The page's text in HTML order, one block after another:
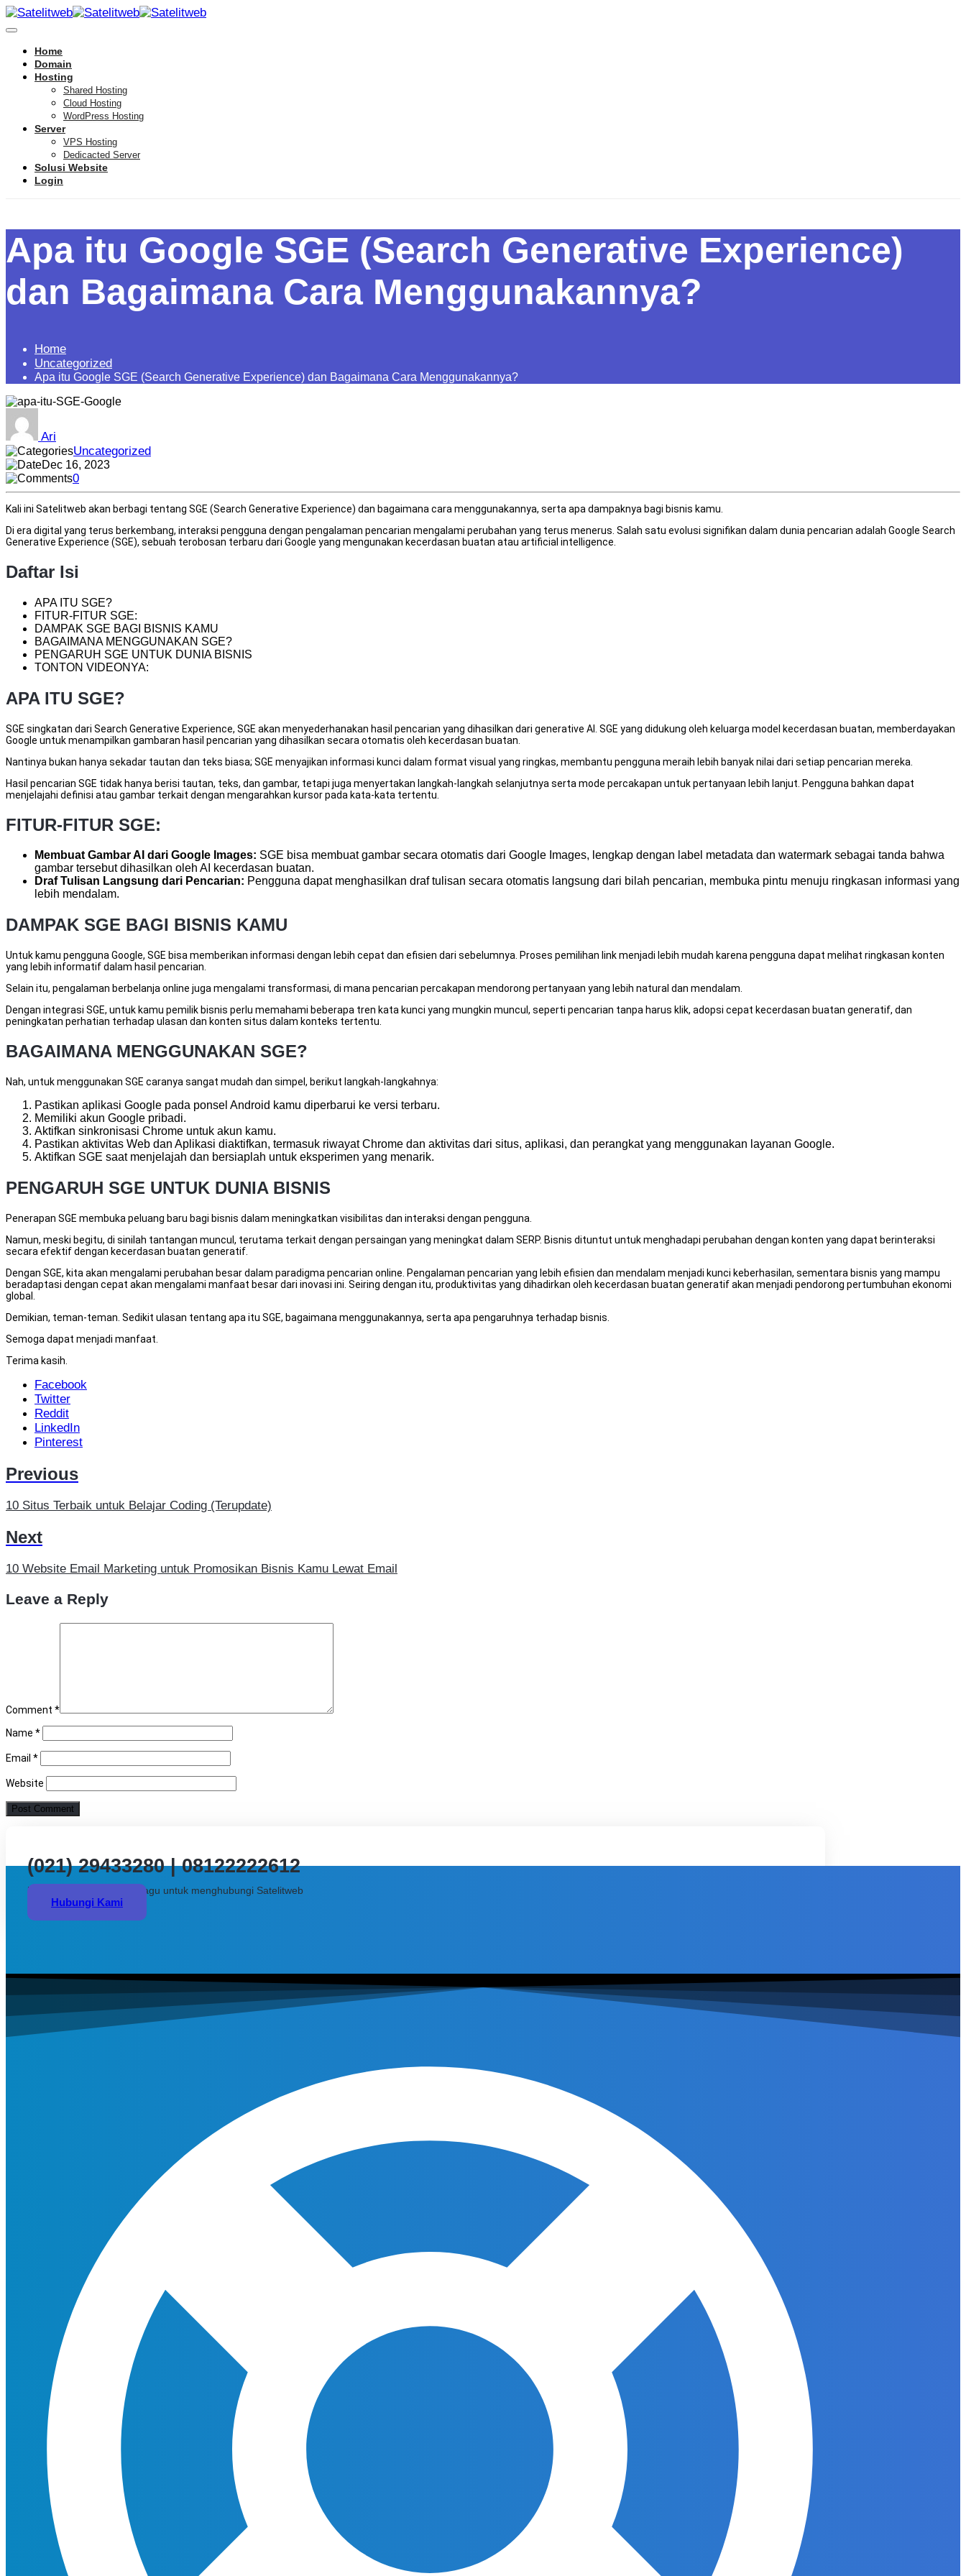
Home
Domain
Hosting
Shared Hosting
Cloud Hosting
WordPress Hosting
Server
VPS Hosting
Dedicacted Server
Solusi Website
Login
Apa itu Google SGE (Search Generative Experience)
dan Bagaimana Cara Menggunakannya?
Home
Uncategorized
Apa itu Google SGE (Search Generative Experience) dan Bagaimana Cara Menggunakannya?
Ari
Uncategorized
Dec 16, 2023
0
Kali ini Satelitweb akan berbagi tentang SGE (Search Generative Experience) dan bagaimana cara menggunakannya, serta apa dampaknya bagi bisnis kamu.
Di era digital yang terus berkembang, interaksi pengguna dengan pengalaman pencarian mengalami perubahan yang terus menerus. Salah satu evolusi signifikan dalam dunia pencarian adalah Google Search
Generative Experience (SGE), sebuah terobosan terbaru dari Google yang mengunakan kecerdasan buatan atau artificial intelligence.
Daftar Isi
APA ITU SGE?
FITUR-FITUR SGE:
DAMPAK SGE BAGI BISNIS KAMU
BAGAIMANA MENGGUNAKAN SGE?
PENGARUH SGE UNTUK DUNIA BISNIS
TONTON VIDEONYA:
APA ITU SGE?
SGE singkatan dari Search Generative Experience, SGE akan menyederhanakan hasil pencarian yang dihasilkan dari generative AI. SGE yang didukung oleh keluarga model kecerdasan buatan, memberdayakan
Google untuk menampilkan gambaran hasil pencarian yang dihasilkan secara otomatis oleh kecerdasan buatan.
Nantinya bukan hanya sekadar tautan dan teks biasa; SGE menyajikan informasi kunci dalam format visual yang ringkas, membantu pengguna meraih lebih banyak nilai dari setiap pencarian mereka.
Hasil pencarian SGE tidak hanya berisi tautan, teks, dan gambar, tetapi juga menyertakan langkah-langkah selanjutnya serta mode percakapan untuk pertanyaan lebih lanjut. Pengguna bahkan dapat
menjelajahi definisi atau gambar terkait dengan mengarahkan kursor pada kata-kata tertentu.
FITUR-FITUR SGE:
Membuat Gambar AI dari Google Images: SGE bisa membuat gambar secara otomatis dari Google Images, lengkap dengan label metadata dan watermark sebagai tanda bahwa
gambar tersebut dihasilkan oleh AI kecerdasan buatan.
Draf Tulisan Langsung dari Pencarian: Pengguna dapat menghasilkan draf tulisan secara otomatis langsung dari bilah pencarian, membuka pintu menuju ringkasan informasi yang
lebih mendalam.
DAMPAK SGE BAGI BISNIS KAMU
Untuk kamu pengguna Google, SGE bisa memberikan informasi dengan lebih cepat dan efisien dari sebelumnya. Proses pemilihan link menjadi lebih mudah karena pengguna dapat melihat ringkasan konten
yang lebih informatif dalam hasil pencarian.
Selain itu, pengalaman berbelanja online juga mengalami transformasi, di mana pencarian percakapan mendorong pertanyaan yang lebih natural dan mendalam.
Dengan integrasi SGE, untuk kamu pemilik bisnis perlu memahami beberapa tren kata kunci yang mungkin muncul, seperti pencarian tanpa harus klik, adopsi cepat kecerdasan buatan generatif, dan
peningkatan perhatian terhadap ulasan dan konten situs dalam konteks tertentu.
BAGAIMANA MENGGUNAKAN SGE?
Nah, untuk menggunakan SGE caranya sangat mudah dan simpel, berikut langkah-langkahnya:
Pastikan aplikasi Google pada ponsel Android kamu diperbarui ke versi terbaru.
Memiliki akun Google pribadi.
Aktifkan sinkronisasi Chrome untuk akun kamu.
Pastikan aktivitas Web dan Aplikasi diaktifkan, termasuk riwayat Chrome dan aktivitas dari situs, aplikasi, dan perangkat yang menggunakan layanan Google.
Aktifkan SGE saat menjelajah dan bersiaplah untuk eksperimen yang menarik.
PENGARUH SGE UNTUK DUNIA BISNIS
Penerapan SGE membuka peluang baru bagi bisnis dalam meningkatkan visibilitas dan interaksi dengan pengguna.
Namun, meski begitu, di sinilah tantangan muncul, terutama terkait dengan persaingan yang meningkat dalam SERP. Bisnis dituntut untuk menghadapi perubahan dengan konten yang dapat berinteraksi
secara efektif dengan kecerdasan buatan generatif.
Dengan SGE, kita akan mengalami perubahan besar dalam paradigma pencarian online. Pengalaman pencarian yang lebih efisien dan mendalam menjadi kunci keberhasilan, sementara bisnis yang mampu
beradaptasi dengan cepat akan mengalami manfaat besar dari inovasi ini. Seiring dengan itu, produktivitas yang dihadirkan oleh kecerdasan buatan generatif akan menjadi pendorong pertumbuhan ekonomi
global.
Demikian, teman-teman. Sedikit ulasan tentang apa itu SGE, bagaimana menggunakannya, serta apa pengaruhnya terhadap bisnis.
Semoga dapat menjadi manfaat.
Terima kasih.
Facebook
Twitter
Reddit
LinkedIn
Pinterest
Previous
10 Situs Terbaik untuk Belajar Coding (Terupdate)
Next
10 Website Email Marketing untuk Promosikan Bisnis Kamu Lewat Email
Leave a Reply
Comment *
Name *
Email *
Website
(021) 29433280 | 08122222612
Butuh bantuan? Jangan ragu untuk menghubungi Satelitweb
Hubungi Kami